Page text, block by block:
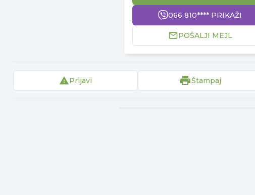
066 810**** PRIKAŽI
POŠALJI MEJL
Prijavi Štampaj